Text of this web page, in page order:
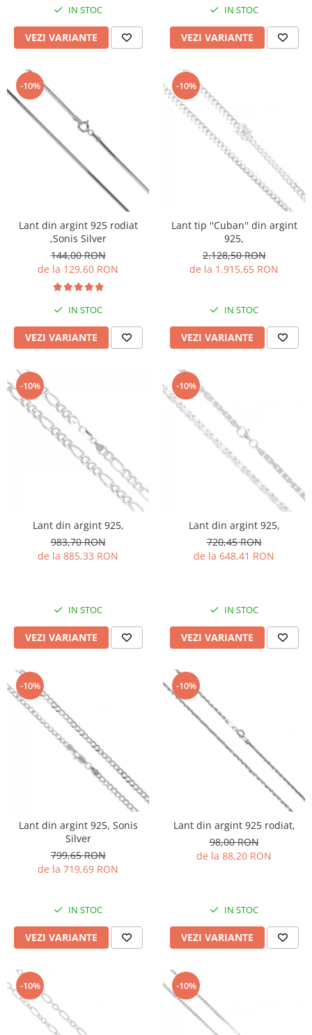
IN STOC
VEZI VARIANTE
IN STOC
VEZI VARIANTE
-10%
Lant din argint 925 rodiat
,Sonis Silver
144,00 RON
de la 129,60 RON
IN STOC
VEZI VARIANTE
-10%
Lant tip ''Cuban'' din argint
925,
2.128,50 RON
de la 1.915,65 RON
IN STOC
VEZI VARIANTE
-10%
Lant din argint 925,
983,70 RON
de la 885,33 RON
IN STOC
VEZI VARIANTE
-10%
Lant din argint 925,
720,45 RON
de la 648,41 RON
IN STOC
VEZI VARIANTE
-10%
Lant din argint 925, Sonis
Silver
799,65 RON
de la 719,69 RON
IN STOC
VEZI VARIANTE
-10%
Lant din argint 925 rodiat,
98,00 RON
de la 88,20 RON
IN STOC
VEZI VARIANTE
-10% -10%